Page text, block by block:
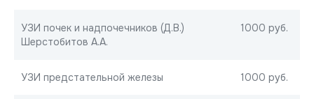
УЗИ почек и надпочечников (Д.В.)
Шерстобитов А.А.
1000 руб.
УЗИ предстательной железы 1000 руб.